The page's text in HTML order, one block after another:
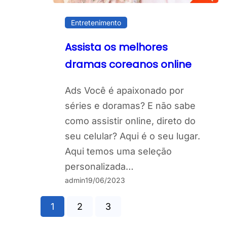
Entretenimento
Assista os melhores
dramas coreanos online
Ads Você é apaixonado por
séries e doramas? E não sabe
como assistir online, direto do
seu celular? Aqui é o seu lugar.
Aqui temos uma seleção
personalizada…
admin19/06/2023
1 2 3